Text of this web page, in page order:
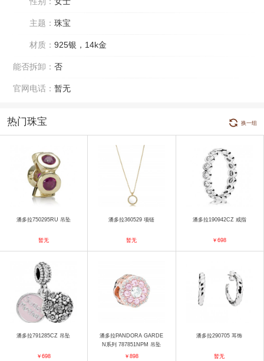
主题： 珠宝
材质： 925银，14k金
能否拆卸： 否
官网电话： 暂无
热门珠宝 换一组
潘多拉750295RU 吊坠
暂无
潘多拉360529 项链
暂无
潘多拉190942CZ 戒指
￥698
潘多拉791285CZ 吊坠
￥698
潘多拉PANDORA GARDE
N系列 787851NPM 吊坠
￥898
潘多拉290705 耳饰
暂无